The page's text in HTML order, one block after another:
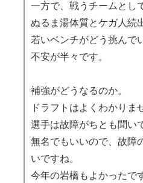
一方で、戦うチームとし
ぬるま湯体質とケガ人続
若いベンチがどう挑んで
不安が半々です。
補強がどうなるのか。
ドラフトはよくわかりま
選手は故障がちとも聞い
無名でもいいので、故障
いですね。
今年の岩橋もよかったで